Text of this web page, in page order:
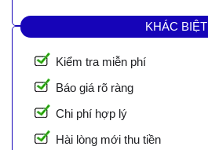
KHÁC BIỆT
Kiểm tra miễn phí
Báo giá rõ ràng
Chi phí hợp lý
Hài lòng mới thu tiền